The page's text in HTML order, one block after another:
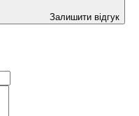
Залишити відгук